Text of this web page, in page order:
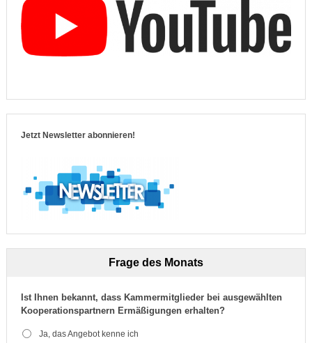
Jetzt Newsletter abonnieren!
Frage des Monats
Ist Ihnen bekannt, dass Kammermitglieder bei ausgewählten
Kooperationspartnern Ermäßigungen erhalten?
Ja, das Angebot kenne ich